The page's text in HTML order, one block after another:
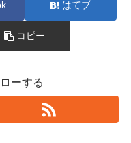
はてブ
コピー
ーする